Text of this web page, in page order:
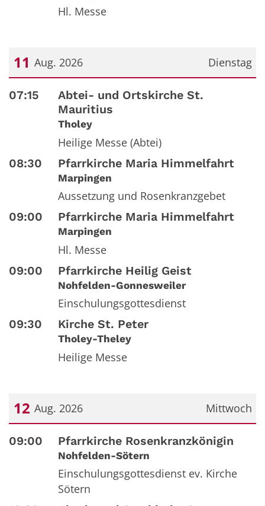
Hl. Messe
Dienstag
11 Aug. 2026
Datum: 11. August 2026
07:15
Abtei- und Ortskirche St.
Mauritius
Tholey
Heilige Messe (Abtei)
08:30 Pfarrkirche Maria Himmelfahrt
Marpingen
Aussetzung und Rosenkranzgebet
09:00 Pfarrkirche Maria Himmelfahrt
Marpingen
Hl. Messe
09:00 Pfarrkirche Heilig Geist
Nohfelden-Gonnesweiler
Einschulungsgottesdienst
09:30 Kirche St. Peter
Tholey-Theley
Heilige Messe
Mittwoch
12 Aug. 2026
Datum: 12. August 2026
09:00 Pfarrkirche Rosenkranzkönigin
Nohfelden-Sötern
Einschulungsgottesdienst ev. Kirche
Sötern